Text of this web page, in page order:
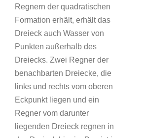
Regnern der quadratischen
Formation erhält, erhält das
Dreieck auch Wasser von
Punkten außerhalb des
Dreiecks. Zwei Regner der
benachbarten Dreiecke, die
links und rechts vom oberen
Eckpunkt liegen und ein
Regner vom darunter
liegenden Dreieck regnen in